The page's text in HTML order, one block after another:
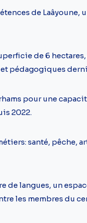
de Laâyoune,
de 6
pédagogiques
pour une
2022.
santé, pêche,
de langues, un
les membres du